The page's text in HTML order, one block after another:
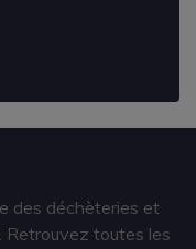
des déchèteries et
Retrouvez toutes les